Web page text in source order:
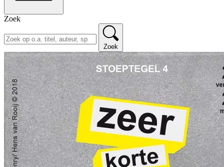
Zoek
Zoek